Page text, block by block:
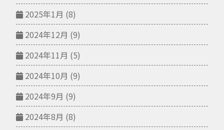
2025年1月 (8)
2024年12月 (9)
2024年11月 (5)
2024年10月 (9)
2024年9月 (9)
2024年8月 (8)